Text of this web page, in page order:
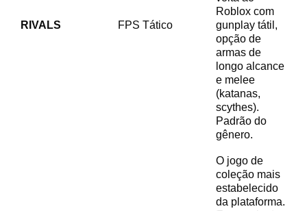
RIVALS FPS Tático
Roblox com
gunplay tátil,
opção de
armas de
longo alcance
e melee
(katanas,
scythes).
Padrão do
gênero.
O jogo de
coleção mais
estabelecido
da plataforma.